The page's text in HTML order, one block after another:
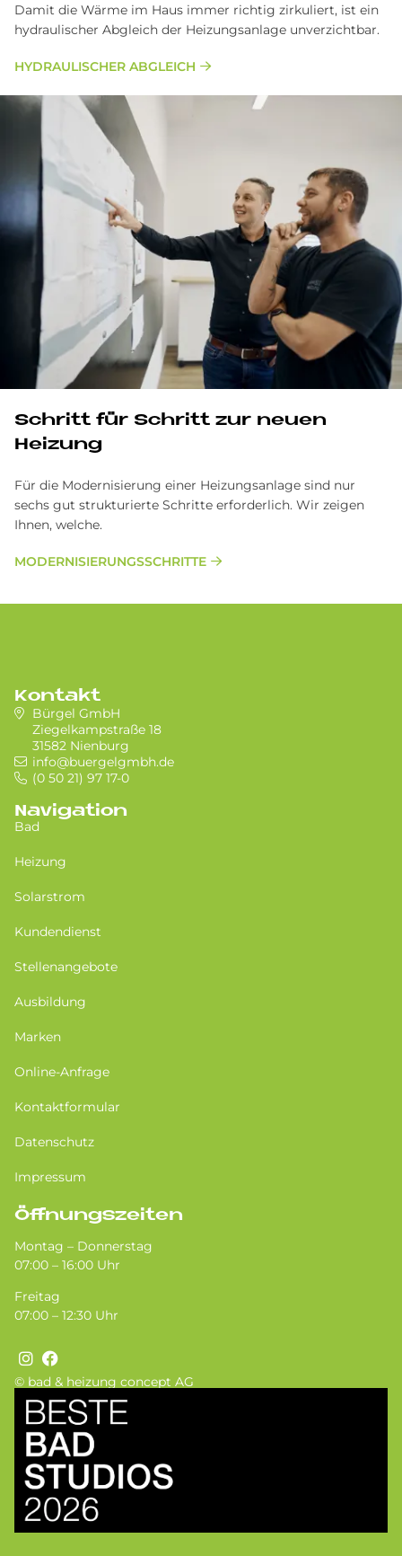
Da­mit die Wär­me im Haus im­mer rich­tig zir­ku­liert, ist ein
hy­drau­li­scher Ab­gleich der Hei­zungs­an­la­ge un­ver­zicht­bar.
HYDRAULISCHER ABGLEICH
Schritt für Schritt zur neuen
Heizung
Für die Modernisierung einer Heizungsanlage sind nur
sechs gut strukturierte Schritte erforderlich. Wir zeigen
Ihnen, welche.
MODERNISIERUNGSSCHRITTE
© bad & heizung concept AG
Kontakt
Bürgel GmbH
Ziegelkampstraße 18
31582 Nienburg
info@buergelgmbh.de
(0 50 21) 97 17-0
Navigation
Bad
Heizung
Solarstrom
Kundendienst
Stellenangebote
Ausbildung
Marken
Online-Anfrage
Kontaktformular
Datenschutz
Impressum
Öffnungszeiten
Montag – Donnerstag
07:00 – 16:00 Uhr
Freitag
07:00 – 12:30 Uhr